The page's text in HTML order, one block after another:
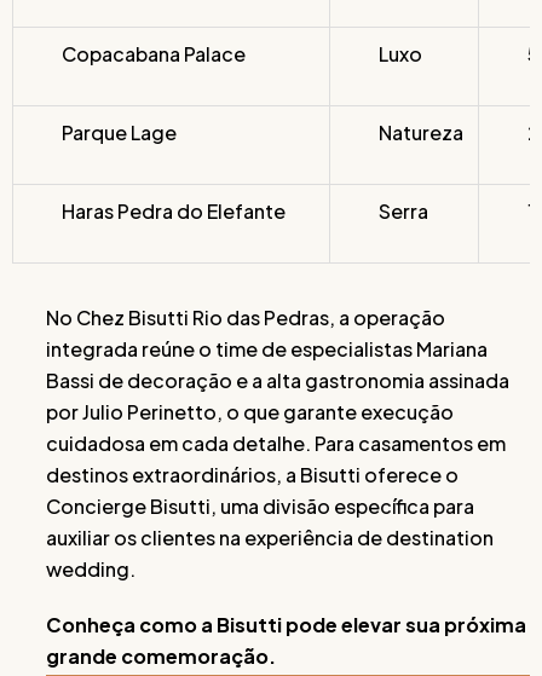
Copacabana Palace Luxo
Parque Lage Natureza
Haras Pedra do Elefante Serra
No Chez Bisutti Rio das Pedras, a operação
integrada reúne o time de especialistas Mariana
Bassi de decoração e a alta gastronomia assinada
por Julio Perinetto, o que garante execução
cuidadosa em cada detalhe. Para casamentos em
destinos extraordinários, a Bisutti oferece o
Concierge Bisutti, uma divisão específica para
auxiliar os clientes na experiência de destination
wedding.
Conheça como a Bisutti pode elevar sua próxima
grande comemoração.